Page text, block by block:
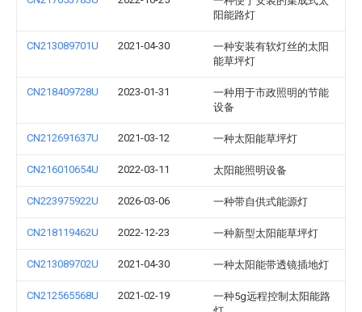
阳能路灯
CN213089701U 2021-04-30
一种安装有软灯丝的太阳
能草坪灯
CN218409728U 2023-01-31
一种用于市政照明的节能
设备
CN212691637U 2021-03-12 一种太阳能草坪灯
CN216010654U 2022-03-11 太阳能照明设备
CN223975922U 2026-03-06 一种带自供式能源灯
CN218119462U 2022-12-23 一种新型太阳能草坪灯
CN213089702U 2021-04-30 一种太阳能带透镜插地灯
CN212565568U 2021-02-19
一种5g远程控制太阳能路